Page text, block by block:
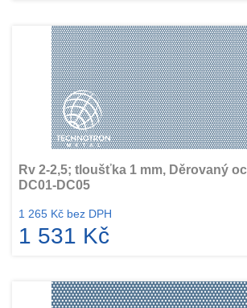
Rv 2-2,5; tloušťka 1 mm, Děrovaný
DC01-DC05
1 265 Kč bez DPH
1 531 Kč